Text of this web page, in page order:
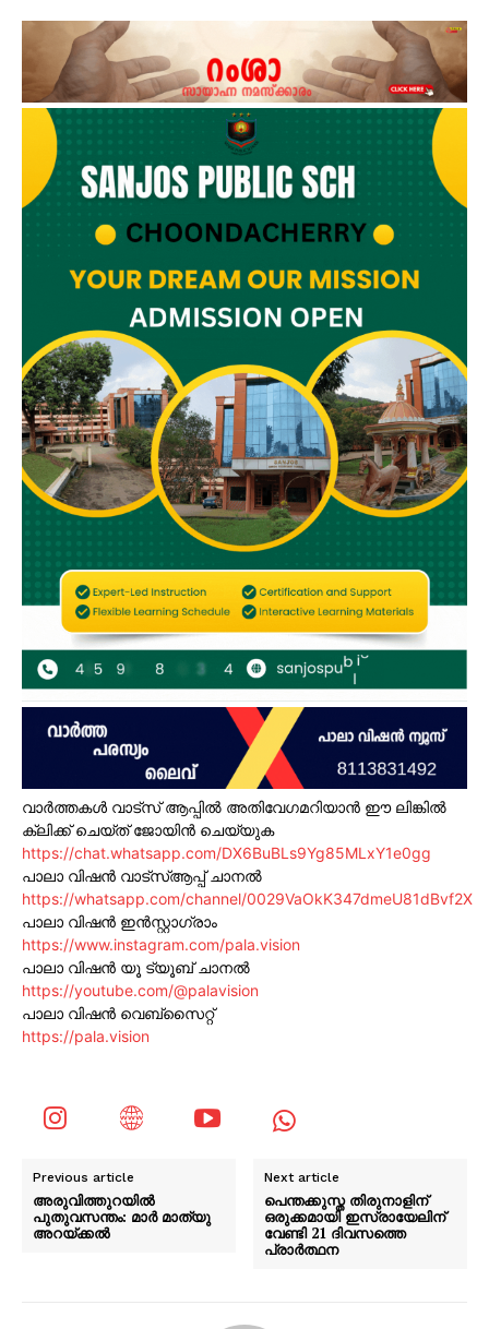
വാർത്തകൾ വാട്സ് ആപ്പിൽ അതിവേഗമറിയാൻ ഈ ലിങ്കിൽ
ക്ലിക്ക് ചെയ്ത് ജോയിൻ ചെയ്യുക
https://chat.whatsapp.com/DX6BuBLs9Yg85MLxY1e0gg
പാലാ വിഷൻ വാട്സ്ആപ്പ് ചാനൽ
https://whatsapp.com/channel/0029VaOkK347dmeU81dBvf2X
പാലാ വിഷൻ ഇൻസ്റ്റാഗ്രാം
https://www.instagram.com/pala.vision
പാലാ വിഷൻ യൂ ട്യൂബ് ചാനൽ
https://youtube.com/@palavision
പാലാ വിഷൻ വെബ്സൈറ്റ്
https://pala.vision
Previous article
അരുവിത്തുറയിൽ
പുതുവസന്തം: മാർ മാത്യു
അറയ്ക്കൽ
Next article
പെന്തക്കുസ്ത തിരുനാളിന്
ഒരുക്കമായി ഇസ്രായേലിന്
വേണ്ടി 21 ദിവസത്തെ
പ്രാർത്ഥന